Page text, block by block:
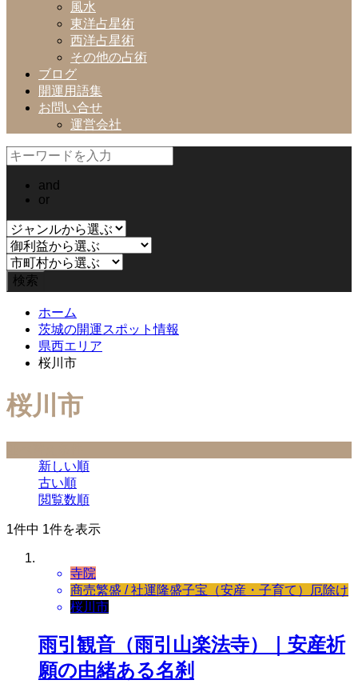
風水
東洋占星術
西洋占星術
その他の占術
ブログ
開運用語集
お問い合せ
運営会社
and
or
ホーム
茨城の開運スポット情報
県西エリア
桜川市
桜川市
新しい順
古い順
閲覧数順
1件中 1件を表示
寺院
商売繁盛 / 社運隆盛子宝（安産・子育て）
厄除け
桜川市
雨引観音（雨引山楽法寺）｜安産祈
願の由緒ある名刹